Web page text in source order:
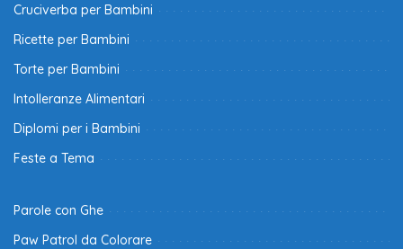
Cruciverba per Bambini
Ricette per Bambini
Torte per Bambini
Intolleranze Alimentari
Diplomi per i Bambini
Feste a Tema
Parole con Ghe
Paw Patrol da Colorare